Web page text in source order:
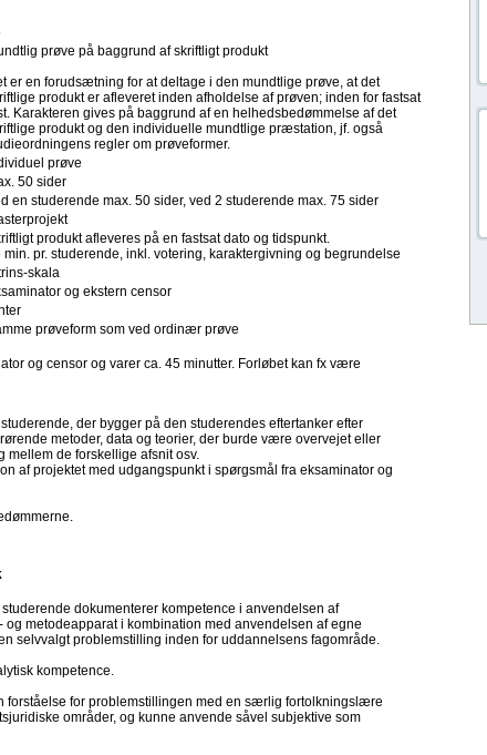
prøve på baggrund af skriftligt produkt
er en forudsætning for at deltage i den mundtlige prøve, at det
produkt er afleveret inden afholdelse af prøven; inden for fastsat
Karakteren gives på baggrund af en helhedsbedømmelse af det
produkt og den individuelle mundtlige præstation, jf. også
regler om prøveformer.
prøve
50 sider
en studerende max. 50 sider, ved 2 studerende max. 75 sider
produkt afleveres på en fastsat dato og tidspunkt.
min. pr. studerende, inkl. votering, karaktergivning og begrundelse
skala
og ekstern censor
prøveform som ved ordinær prøve
og censor og varer ca. 45 minutter. Forløbet kan fx være
der bygger på den studerendes eftertanker efter
metoder, data og teorier, der burde være overvejet eller
de forskellige afsnit osv.
af projektet med udgangspunkt i spørgsmål fra eksaminator og
dokumenterer kompetence i anvendelsen af
metodeapparat i kombination med anvendelsen af egne
selvvalgt problemstilling inden for uddannelsens fagområde.
kompetence.
forståelse for problemstillingen med en særlig fortolkningslære
områder, og kunne anvende såvel subjektive som